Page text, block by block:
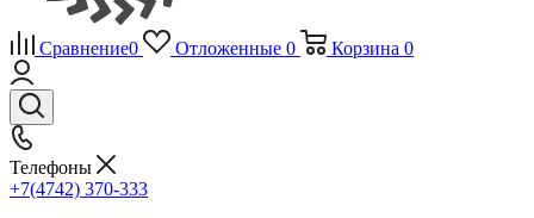
Сравнение0 Отложенные 0 Корзина 0
Телефоны
+7(4742) 370-333